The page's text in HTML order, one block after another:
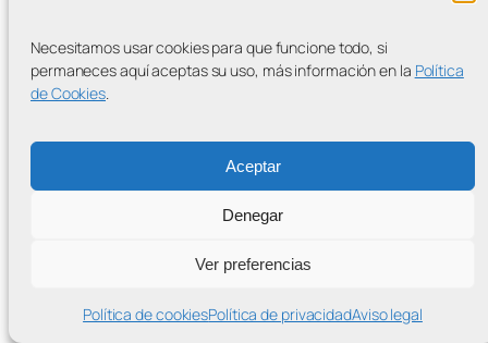
Necesitamos usar cookies para que funcione todo, si
permaneces aquí aceptas su uso, más información en la Política
de Cookies.
Aceptar
Denegar
Ver preferencias
Política de cookiesPolítica de privacidadAviso legal
WordPress